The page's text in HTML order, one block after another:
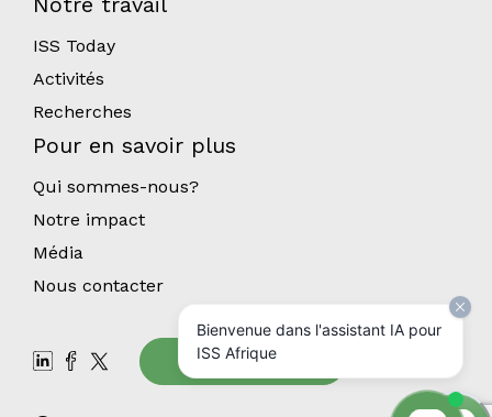
ISS Today
Activités
Recherches
Pour en savoir plus
Qui sommes-nous?
Notre impact
Média
Nous contacter
Abonnez-vous
Bienvenue dans l'assistant IA pour
ISS Afrique